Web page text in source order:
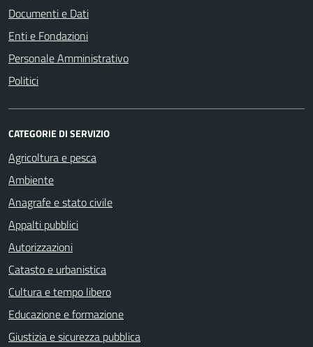
Documenti e Dati
Enti e Fondazioni
Personale Amministrativo
Politici
CATEGORIE DI SERVIZIO
Agricoltura e pesca
Ambiente
Anagrafe e stato civile
Appalti pubblici
Autorizzazioni
Catasto e urbanistica
Cultura e tempo libero
Educazione e formazione
Giustizia e sicurezza pubblica